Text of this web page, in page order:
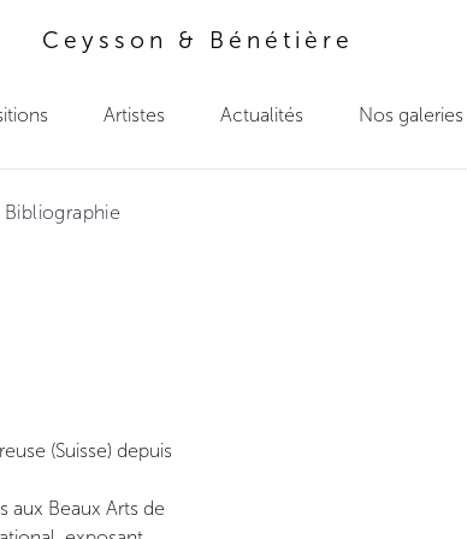
Ceysson & Bénétière
Artistes Actualités Nos galeries
Bibliographie
(Suisse) depuis
aux Beaux Arts de